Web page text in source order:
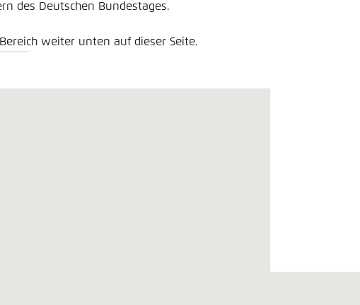
des Deutschen Bundestages.
weiter unten auf dieser Seite.